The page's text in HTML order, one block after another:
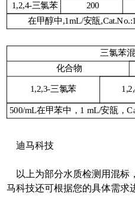
1,2,4-三氯苯
200
在甲醇中,1mL/安瓿
三氯苯
化合物
1,2,3-三氯苯
500/mL在甲苯中，1 mL/安瓿，
迪马科技
以上为部分水质检测用混标
马科技还可根据您的具体需求